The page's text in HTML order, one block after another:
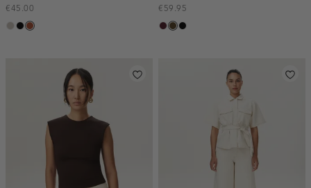
€45.00
taupe,
zwartbruin
€59.95
pruim,
toffee
zwart